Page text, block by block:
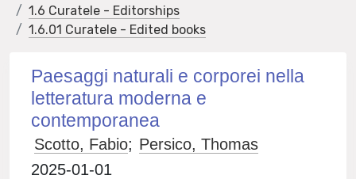
1.6 Curatele - Editorships
1.6.01 Curatele - Edited books
Paesaggi naturali e corporei nella
letteratura moderna e
contemporanea
Scotto, Fabio; Persico, Thomas
2025-01-01